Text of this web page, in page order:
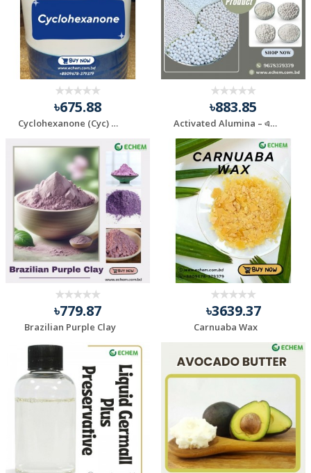
৳675.88
Cyclohexanone (Cyc) – সাইক্লোহেক্সানোন
৳883.85
Activated Alumina – এক্টিভেটেড এলুমিনা
৳779.87
Brazilian Purple Clay
৳3639.37
Carnuaba Wax